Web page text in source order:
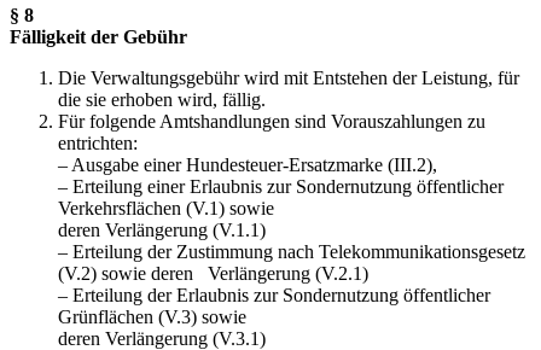
§ 8
Fälligkeit der Gebühr
Die Verwaltungsgebühr wird mit Entstehen der Leistung, für
die sie erhoben wird, fällig.
Für folgende Amtshandlungen sind Vorauszahlungen zu
entrichten:
– Ausgabe einer Hundesteuer-Ersatzmarke (III.2),
– Erteilung einer Erlaubnis zur Sondernutzung öffentlicher
Verkehrsflächen (V.1) sowie
deren Verlängerung (V.1.1)
– Erteilung der Zustimmung nach Telekommunikationsgesetz
(V.2) sowie deren Verlängerung (V.2.1)
– Erteilung der Erlaubnis zur Sondernutzung öffentlicher
Grünflächen (V.3) sowie
deren Verlängerung (V.3.1)